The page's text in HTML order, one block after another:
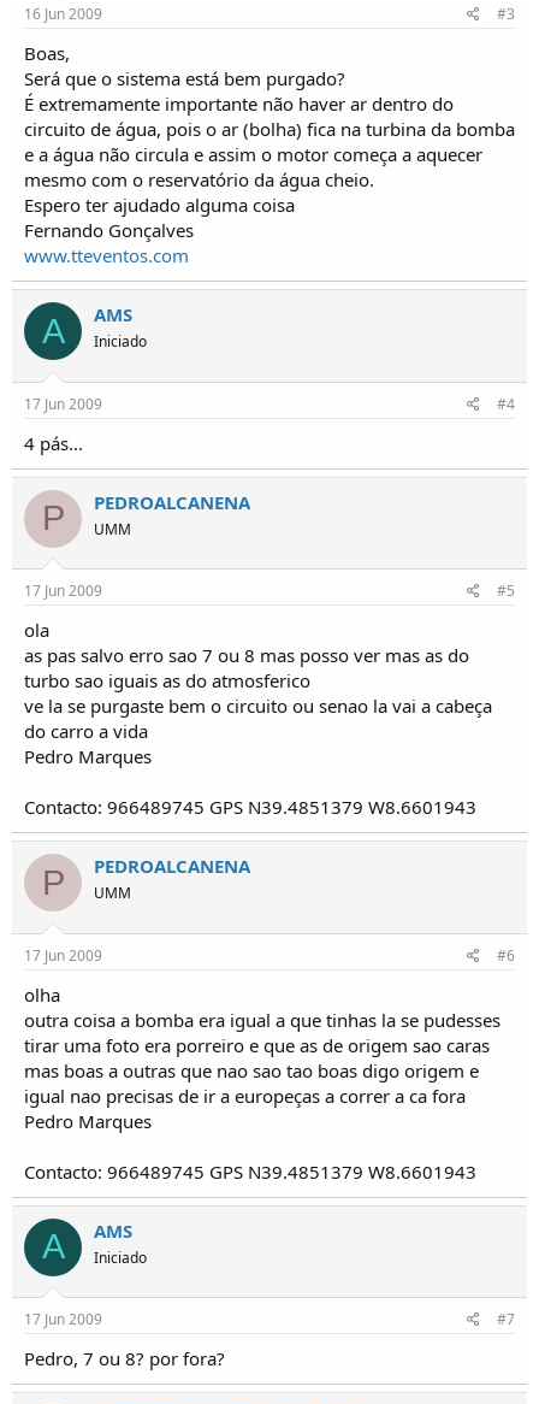
16 Jun 2009 #3
Boas,
Será que o sistema está bem purgado?
É extremamente importante não haver ar dentro do
circuito de água, pois o ar (bolha) fica na turbina da bomba
e a água não circula e assim o motor começa a aquecer
mesmo com o reservatório da água cheio.
Espero ter ajudado alguma coisa
Fernando Gonçalves
www.tteventos.com
A AMS
Iniciado
17 Jun 2009 #4
4 pás...
P PEDROALCANENA
UMM
17 Jun 2009 #5
ola
as pas salvo erro sao 7 ou 8 mas posso ver mas as do
turbo sao iguais as do atmosferico
ve la se purgaste bem o circuito ou senao la vai a cabeça
do carro a vida
Pedro Marques
Contacto: 966489745 GPS N39.4851379 W8.6601943
P PEDROALCANENA
UMM
17 Jun 2009 #6
olha
outra coisa a bomba era igual a que tinhas la se pudesses
tirar uma foto era porreiro e que as de origem sao caras
mas boas a outras que nao sao tao boas digo origem e
igual nao precisas de ir a europeças a correr a ca fora
Pedro Marques
Contacto: 966489745 GPS N39.4851379 W8.6601943
A AMS
Iniciado
17 Jun 2009 #7
Pedro, 7 ou 8? por fora?